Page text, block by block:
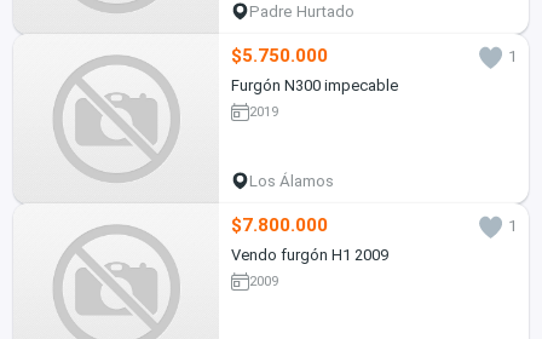
Padre Hurtado
$5.750.000
1
Furgón N300 impecable
2019
Los Álamos
$7.800.000
1
Vendo furgón H1 2009
2009